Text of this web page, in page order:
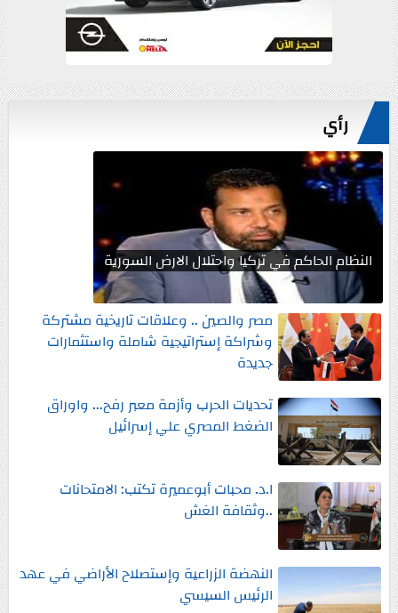
رأي
النظام الحاكم في تركيا واحتلال الارض السورية
مصر والصين .. وعلاقات تاريخية مشتركة
وشراكة إستراتيجية شاملة واستثمارات
جديدة
تحديات الحرب وأزمة معبر رفح... واوراق
الضغط المصري علي إسرائيل
ا.د. محبات أبوعميرة تكتب: الامتحانات
..وثقافة الغش
النهضة الزراعية وإستصلاح الأراضي في عهد
الرئيس السيسي